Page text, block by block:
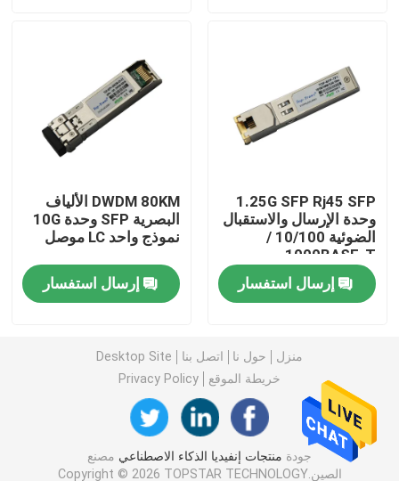
وحدة 100G QSFP28
جهاز الإرسال والاستقبال البصري Finisar
بطاقة محول الشبكة
مفتاح Brocade SAN
رخصة بروكيد POD
1.25G SFP Rj45 SFP
وحدة الإرسال والاستقبال
الضوئية 10/100 /
1000BASE-T
إرسال استفسار
DWDM 80KM الألياف
البصرية SFP وحدة 10G
نموذج واحد LC موصل
إرسال استفسار
منزل حول نا اتصل بنا
Desktop Site
خريطة الموقع
Privacy Policy
جودة منتجات إنفيديا الذكاء الاصطناعي مصنع
الصين.Copyright © 2026 TOPSTAR TECHNOLOGY